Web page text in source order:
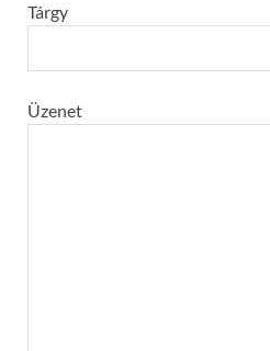
Tárgy
Üzenet